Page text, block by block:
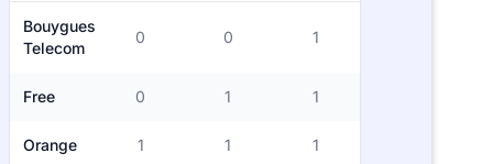
Bouygues
Telecom
0 0 1
Free 0 1 1
Orange 1 1 1